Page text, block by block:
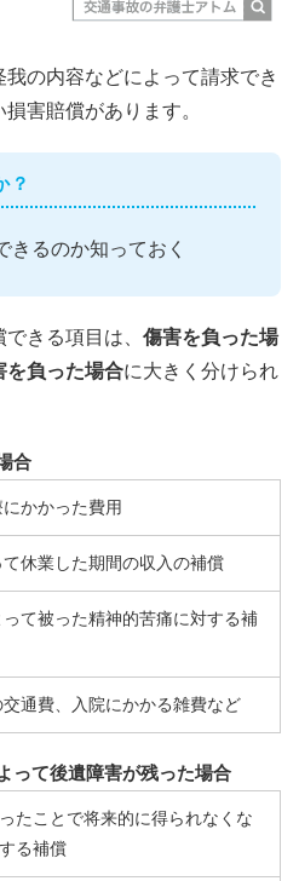
の内容などによって請求でき
害賠償があります。
？
きるのか知っておく
きる項目は、 傷害を負った場
を負った場合に大きく分けられ
合
かかった費用
休業した期間の収入の補償
って被った精神的苦痛に対する補
通費、入院にかかる雑費など
って後遺障害が残った場合
たことで将来的に得られなくな
る補償